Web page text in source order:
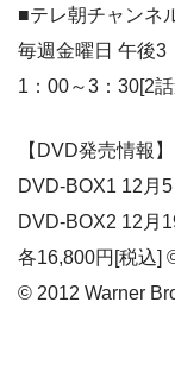
■テレ朝チャンネ
毎週金曜日 午後
1：00～3：30[2話
【DVD発売情報】
DVD-BOX1 12月
DVD-BOX2 12月
各16,800円[税込]
© 2012 Warner